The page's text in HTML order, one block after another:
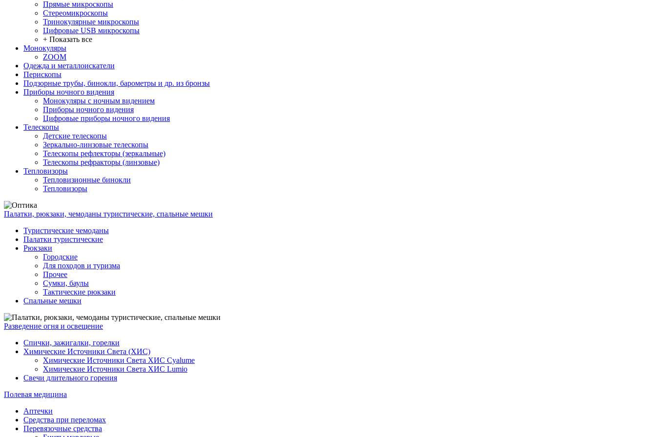
Прямые микроскопы
Стереомикроскопы
Тринокулярные микроскопы
Цифровые USB микроскопы
+ Показать все
Монокуляры
ZOOM
Одежда и металлоискатели
Перископы
Подзорные трубы, бинокли, барометры и др. из бронзы
Приборы ночного видения
Монокуляры с ночным видением
Приборы ночного видения
Цифровые приборы ночного видения
Телескопы
Детские телескопы
Зеркально-линзовые телескопы
Телескопы рефлекторы (зеркальные)
Телескопы рефракторы (линзовые)
Тепловизоры
Тепловизионные бинокли
Тепловизоры
Палатки, рюкзаки, чемоданы туристические, спальные мешки
Туристические чемоданы
Палатки туристические
Рюкзаки
Городские
Для походов и туризма
Прочее
Сумки, баулы
Тактические рюкзаки
Спальные мешки
Разведение огня и освещение
Спички, зажигалки, горелки
Химические Источники Света (ХИС)
Химические Источники Света ХИС Cyalume
Химические Источники Света ХИС Lumio
Свечи длительного горения
Полевая медицина
Аптечки
Средства при переломах
Перевязочные средства